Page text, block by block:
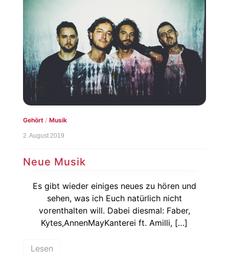
Gehört/ Musik
2. August 2019
Neue Musik
Es gibt wieder einiges neues zu hören und
sehen, was ich Euch natürlich nicht
vorenthalten will. Dabei diesmal: Faber,
Kytes,AnnenMayKanterei ft. Amilli, […]
Lesen